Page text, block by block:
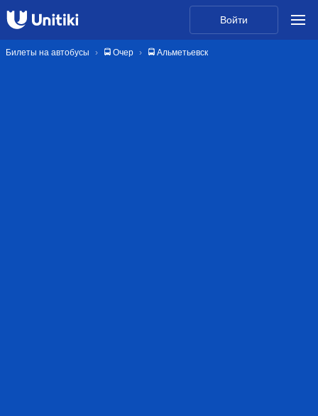
Войти
Билеты на автобусы 🚍 Очер 🚍 Альметьевск